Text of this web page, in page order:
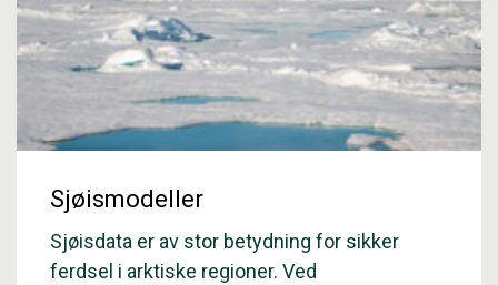
Sjøismodeller
Sjøisdata er av stor betydning for sikker
ferdsel i arktiske regioner. Ved